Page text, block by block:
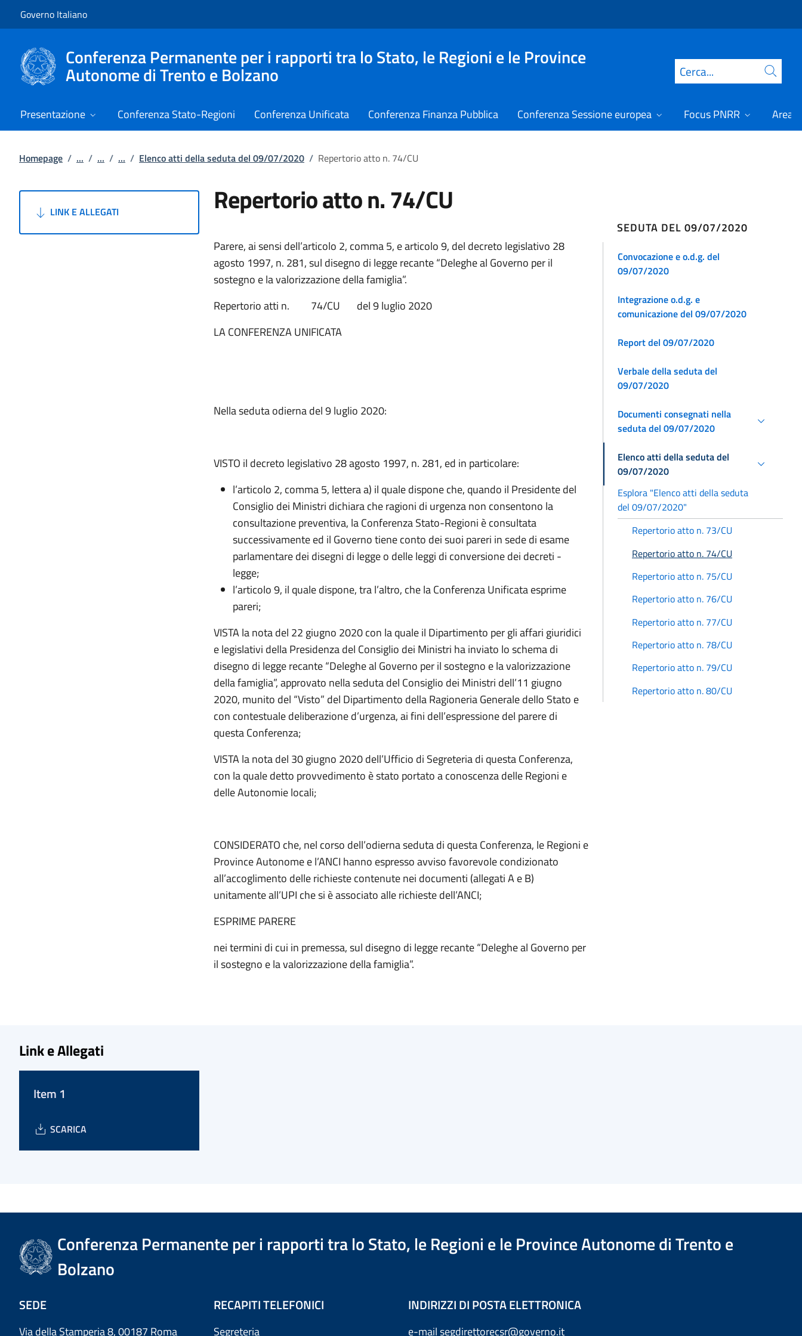
Governo Italiano
Conferenza Permanente per i rapporti tra lo Stato, le Regioni e le Province
Autonome di Trento e Bolzano Cerca
Presentazione Conferenza Stato-Regioni Conferenza Unificata Conferenza Finanza Pubblica Conferenza Sessione europea Focus PNRR Area
Homepage / ... / ... / ... / Elenco atti della seduta del 09/07/2020 / Repertorio atto n. 74/CU
LINK E ALLEGATI Repertorio atto n. 74/CU
Parere, ai sensi dell’articolo 2, comma 5, e articolo 9, del decreto legislativo 28
agosto 1997, n. 281, sul disegno di legge recante “Deleghe al Governo per il
sostegno e la valorizzazione della famiglia”.
Repertorio atti n. 74/CU del 9 luglio 2020
LA CONFERENZA UNIFICATA
Nella seduta odierna del 9 luglio 2020:
VISTO il decreto legislativo 28 agosto 1997, n. 281, ed in particolare:
l’articolo 2, comma 5, lettera a) il quale dispone che, quando il Presidente del
Consiglio dei Ministri dichiara che ragioni di urgenza non consentono la
consultazione preventiva, la Conferenza Stato-Regioni è consultata
successivamente ed il Governo tiene conto dei suoi pareri in sede di esame
parlamentare dei disegni di legge o delle leggi di conversione dei decreti -
legge;
l’articolo 9, il quale dispone, tra l’altro, che la Conferenza Unificata esprime
pareri;
VISTA la nota del 22 giugno 2020 con la quale il Dipartimento per gli affari giuridici
e legislativi della Presidenza del Consiglio dei Ministri ha inviato lo schema di
disegno di legge recante “Deleghe al Governo per il sostegno e la valorizzazione
della famiglia”, approvato nella seduta del Consiglio dei Ministri dell’11 giugno
2020, munito del “Visto” del Dipartimento della Ragioneria Generale dello Stato e
con contestuale deliberazione d’urgenza, ai fini dell’espressione del parere di
questa Conferenza;
VISTA la nota del 30 giugno 2020 dell’Ufficio di Segreteria di questa Conferenza,
con la quale detto provvedimento è stato portato a conoscenza delle Regioni e
delle Autonomie locali;
CONSIDERATO che, nel corso dell’odierna seduta di questa Conferenza, le Regioni e
Province Autonome e l’ANCI hanno espresso avviso favorevole condizionato
all’accoglimento delle richieste contenute nei documenti (allegati A e B)
unitamente all’UPI che si è associato alle richieste dell’ANCI;
ESPRIME PARERE
nei termini di cui in premessa, sul disegno di legge recante “Deleghe al Governo per
il sostegno e la valorizzazione della famiglia”.
SEDUTA DEL 09/07/2020
Convocazione e o.d.g. del
09/07/2020
Integrazione o.d.g. e
comunicazione del 09/07/2020
Report del 09/07/2020
Verbale della seduta del
09/07/2020
Documenti consegnati nella
seduta del 09/07/2020
Elenco atti della seduta del
09/07/2020
Esplora "Elenco atti della seduta
del 09/07/2020"
Repertorio atto n. 73/CU
Repertorio atto n. 74/CU
Repertorio atto n. 75/CU
Repertorio atto n. 76/CU
Repertorio atto n. 77/CU
Repertorio atto n. 78/CU
Repertorio atto n. 79/CU
Repertorio atto n. 80/CU
Link e Allegati
Item 1
SCARICA
Conferenza Permanente per i rapporti tra lo Stato, le Regioni e le Province Autonome di Trento e
Bolzano
SEDE
Via della Stamperia 8, 00187 Roma
RECAPITI TELEFONICI
Segreteria
INDIRIZZI DI POSTA ELETTRONICA
e-mailsegdirettorecsr@governo.it